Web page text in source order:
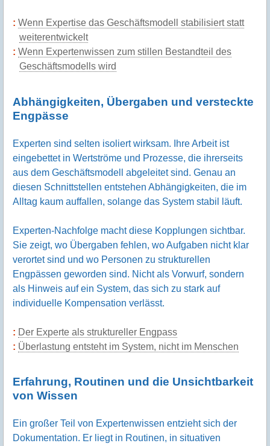
Wenn Expertise das Geschäftsmodell stabilisiert statt
weiterentwickelt
Wenn Expertenwissen zum stillen Bestandteil des
Geschäftsmodells wird
Abhängigkeiten, Übergaben und versteckte
Engpässe
Experten sind selten isoliert wirksam. Ihre Arbeit ist
eingebettet in Wertströme und Prozesse, die ihrerseits
aus dem Geschäftsmodell abgeleitet sind. Genau an
diesen Schnittstellen entstehen Abhängigkeiten, die im
Alltag kaum auffallen, solange das System stabil läuft.
Experten-Nachfolge macht diese Kopplungen sichtbar.
Sie zeigt, wo Übergaben fehlen, wo Aufgaben nicht klar
verortet sind und wo Personen zu strukturellen
Engpässen geworden sind. Nicht als Vorwurf, sondern
als Hinweis auf ein System, das sich zu stark auf
individuelle Kompensation verlässt.
Der Experte als struktureller Engpass
Überlastung entsteht im System, nicht im Menschen
Erfahrung, Routinen und die Unsichtbarkeit
von Wissen
Ein großer Teil von Expertenwissen entzieht sich der
Dokumentation. Er liegt in Routinen, in situativen